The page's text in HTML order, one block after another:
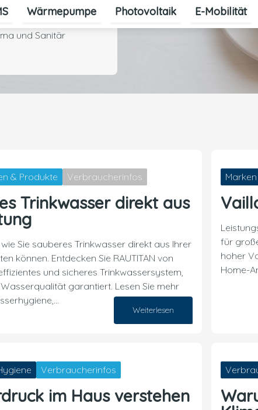
Wärmepumpe Photovoltaik E-Mobilität
und Sanitär
& Produkte Verbraucherinfos
Trinkwasser direkt aus
Sie sauberes Trinkwasser direkt aus Ihrer
können. Entdecken Sie RAUTITAN von
und sicheres Trinkwassersystem,
garantiert. Lesen Sie mehr
Weiterlesen
für
hoher
Home-
Verbraucherinfos
im Haus verstehen